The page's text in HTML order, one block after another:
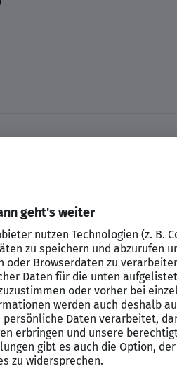
auf dem Bau-
in seiner Kerndisziplin,
zum Team wird zum
ein Umfeld mit
wir für unseren Mandanten
Fragestellungen